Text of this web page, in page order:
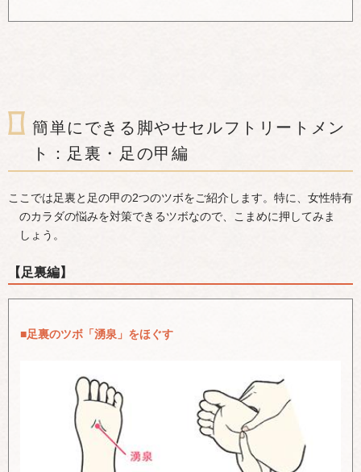
簡単にできる脚やせセルフトリートメン
ト：足裏・足の甲編
ここでは足裏と足の甲の2つのツボをご紹介します。特に、女性特有
のカラダの悩みを対策できるツボなので、こまめに押してみま
しょう。
【足裏編】
■足裏のツボ「湧泉」をほぐす